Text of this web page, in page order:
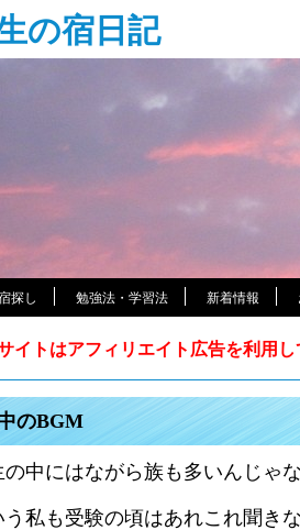
の宿日記
探し 勉強法・学習法 新着情報
イトはアフィリエイト広告を利用
のBGM
の中にはながら族も多いんじゃ
う私も受験の頃はあれこれ聞き